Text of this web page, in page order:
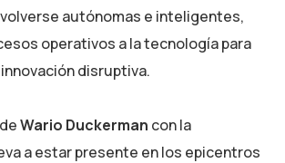
autónomas e inteligentes,
operativos a la tecnología para
disruptiva.
Wario Duckerman con la
a estar presente en los epicentros